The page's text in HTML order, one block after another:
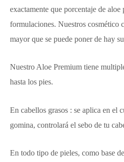
exactamente que porcentaje de aloe
formulaciones. Nuestros cosmético
mayor que se puede poner de hay
Nuestro Aloe Premium tiene
hasta los pies.
En cabellos grasos : se aplica en el
gomina, controlará el sebo de tu
En todo tipo de pieles, como base